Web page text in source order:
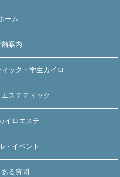
ーム
舗案内
ック・学生カイロ
ステティック
イロエステ
・イベント
る質問